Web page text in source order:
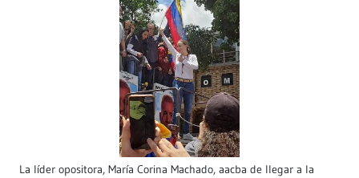
La líder opositora, María Corina Machado, aacba de llegar a la